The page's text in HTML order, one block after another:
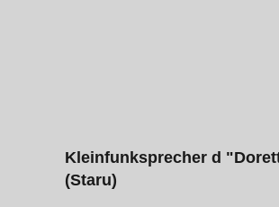
Kleinfunksprecher d
(Staru)